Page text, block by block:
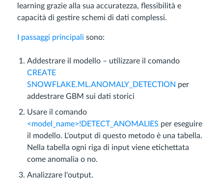
learning grazie alla sua accuratezza, flessibilità e
capacità di gestire schemi di dati complessi.
I passaggi principali sono:
Addestrare il modello – utilizzare il comando
CREATE
SNOWFLAKE.ML.ANOMALY_DETECTION per
addestrare GBM sui dati storici
Usare il comando
<model_name>!DETECT_ANOMALIES per eseguire
il modello. L'output di questo metodo è una tabella.
Nella tabella ogni riga di input viene etichettata
come anomalia o no.
Analizzare l'output.